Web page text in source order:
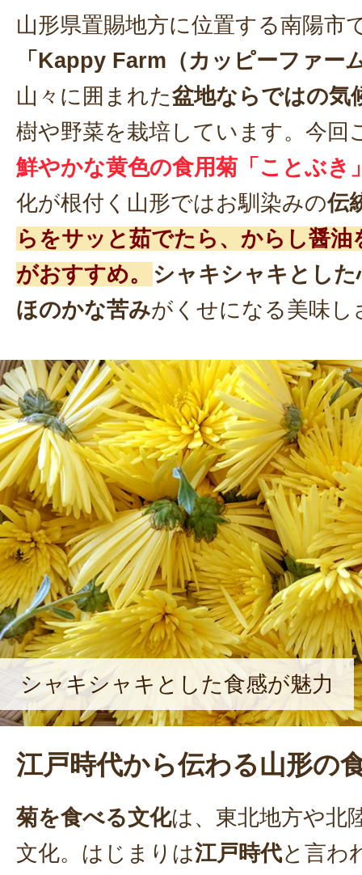
山形県置賜地方に位置する南陽市
「Kappy Farm（カッピーファー
山々に囲まれた盆地ならではの気
樹や野菜を栽培しています。今回
鮮やかな黄色の食用菊「ことぶき
化が根付く山形ではお馴染みの伝
らをサッと茹でたら、からし醤
がおすすめ。
シャキシャキとした
ほのかな苦みがくせになる美味し
シャキシャキとした食感が魅力
江戸時代から伝わる山形の
菊を食べる文化は、東北地方や北
文化。はじまりは江戸時代と言わ